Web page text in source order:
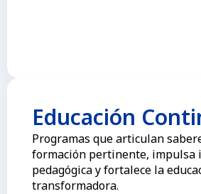
Educación
Programas que articulan
formación pertinente, impulsa
pedagógica y fortalece la
transformadora.